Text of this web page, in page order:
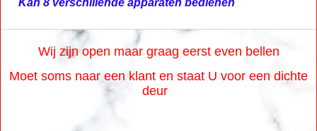
Wij zijn open maar graag eerst even bellen
Moet soms naar een klant en staat U voor een dichte
deur